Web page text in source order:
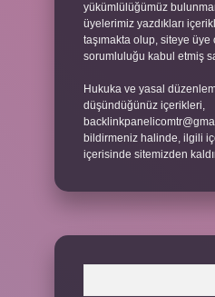
yükümlülüğümüz
üyelerimiz yazdıkları
taşımakta olup, siteye üye
sorumluluğu kabul etmiş
Hukuka ve yasal
düşündüğünüz içerikleri,
bildirmeniz halinde, ilgili
içerisinde sitemizden